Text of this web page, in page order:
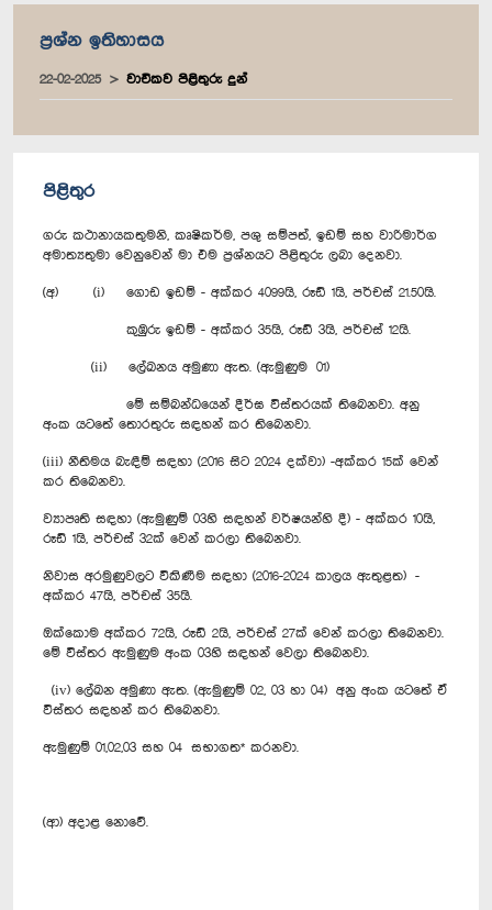
ප්‍රශ්න ඉතිහාසය
22-02-2025 වාචිකව පිළිතුරු දුන්
පිළිතුර
ගරු කථානායකතුමනි, කෘෂිකර්ම, පශු සම්පත්, ඉඩම් සහ වාරිමාර්ග
අමාත්‍යතුමා වෙනුවෙන් මා එම ප්‍රශ්නයට පිළිතුරු ලබා දෙනවා.
(අ) (i) ගොඩ ඉඩම් - අක්කර 4099යි, රූඩ් 1යි, පර්චස් 21.50යි.
කුඹුරු ඉඩම් - අක්කර 35යි, රූඩ් 3යි, පර්චස් 12යි.
(ii) ලේඛනය අමුණා ඇත. (ඇමුණුම 01)
මේ සම්බන්ධයෙන් දීර්ඝ විස්තරයක් තිබෙනවා. අනු
අංක යටතේ තොරතුරු සඳහන් කර තිබෙනවා.
(iii) නීතිමය බැඳීම් සඳහා (2016 සිට 2024 දක්වා) -අක්කර 15ක් වෙන්
කර තිබෙනවා.
ව්‍යාපෘති සඳහා (ඇමුණුම් 03හි සඳහන් වර්ෂයන්හි දී) - අක්කර 10යි,
රූඩ් 1යි, පර්චස් 32ක් වෙන් කරලා තිබෙනවා.
නිවාස අරමුණුවලට විකිණීම සඳහා (2016-2024 කාලය ඇතුළත) -
අක්කර 47යි, පර්චස් 35යි.
ඔක්කොම අක්කර 72යි, රූඩ් 2යි, පර්චස් 27ක් වෙන් කරලා තිබෙනවා.
මේ විස්තර ඇමුණුම අංක 03හි සඳහන් වෙලා තිබෙනවා.
(iv) ලේඛන අමුණා ඇත. (ඇමුණුම් 02, 03 හා 04) අනු අංක යටතේ ඒ
විස්තර සඳහන් කර තිබෙනවා.
ඇමුණුම් 01,02,03 සහ 04 සභාගත* කරනවා.
(ආ) අදාළ නොවේ.